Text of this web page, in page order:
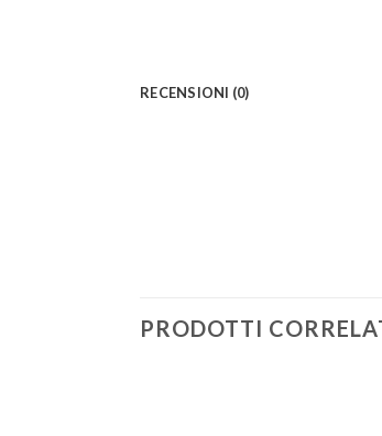
RECENSIONI (0)
PRODOTTI